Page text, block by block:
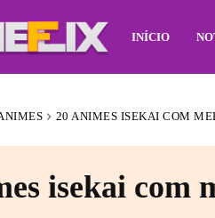
INÍCIO
20 ANIMES ISEKAI COM
isekai com